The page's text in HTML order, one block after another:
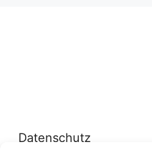
Datenschutz